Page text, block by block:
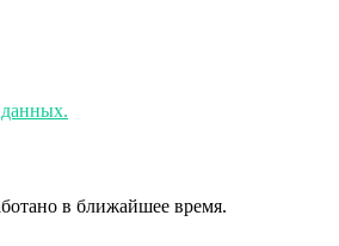
данных.
в ближайшее время.